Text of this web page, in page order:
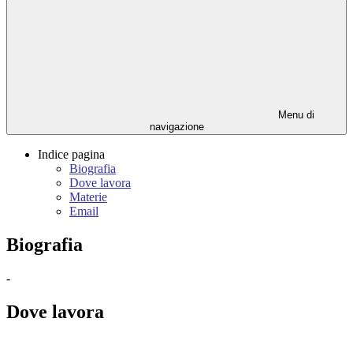
Menu di
navigazione
Indice pagina
Biografia
Dove lavora
Materie
Email
Biografia
-
Dove lavora